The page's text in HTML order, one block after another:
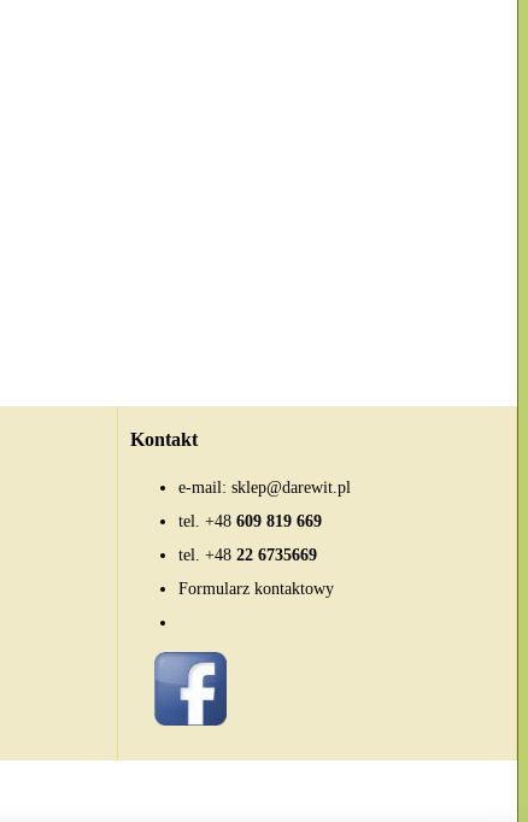
Kontakt
e-mail: sklep@darewit.pl
tel. +48609 819 669
tel. +4822 6735669
Formularz kontaktowy